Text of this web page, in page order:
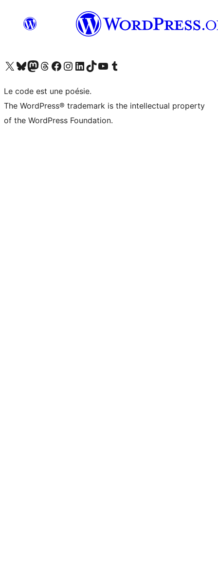
Visitez notre compte X (précédemment Twitter)
Visiter notre compte Bluesky
Visiter notre compte Mastodon
Visiter notre compte Threads
Consulter notre compte Facebook
Consulter notre compte Instagram
Consulter notre compte LinkedIn
Visiter notre compte TokTok
Visiter notre chaîne YouTube
Visiter notre compte Tumblr
Le code est une poésie.
The WordPress® trademark is the intellectual property
of the WordPress Foundation.